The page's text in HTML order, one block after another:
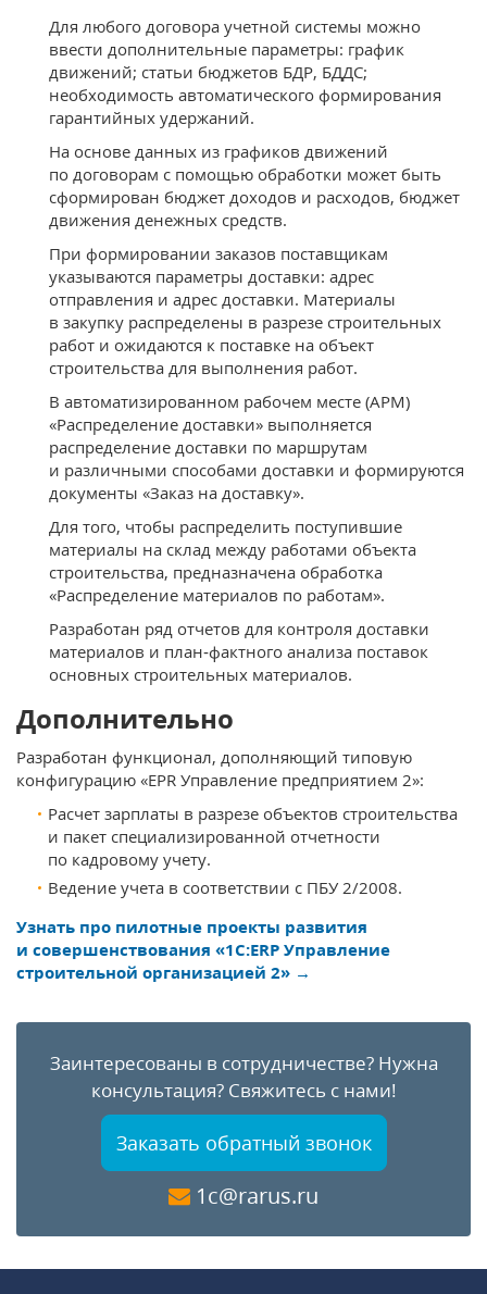
Для любого договора учетной системы можно
ввести дополнительные параметры: график
движений; статьи бюджетов БДР, БДДС;
необходимость автоматического формирования
гарантийных удержаний.
На основе данных из графиков движений
по договорам с помощью обработки может быть
сформирован бюджет доходов и расходов, бюджет
движения денежных средств.
При формировании заказов поставщикам
указываются параметры доставки: адрес
отправления и адрес доставки. Материалы
в закупку распределены в разрезе строительных
работ и ожидаются к поставке на объект
строительства для выполнения работ.
В автоматизированном рабочем месте (АРМ)
«Распределение доставки» выполняется
распределение доставки по маршрутам
и различными способами доставки и формируются
документы «Заказ на доставку».
Для того, чтобы распределить поступившие
материалы на склад между работами объекта
строительства, предназначена обработка
«Распределение материалов по работам».
Разработан ряд отчетов для контроля доставки
материалов и план‑фактного анализа поставок
основных строительных материалов.
Дополнительно
Разработан функционал, дополняющий типовую
конфигурацию «EPR Управление предприятием 2»:
Расчет зарплаты в разрезе объектов строительства
и пакет специализированной отчетности
по кадровому учету.
Ведение учета в соответствии с ПБУ 2/2008.
Узнать про пилотные проекты развития
и совершенствования «1С:ERP Управление
строительной организацией 2» →
Заинтересованы в сотрудничестве?Нужна
консультация? Свяжитесь с нами!
Заказать обратный звонок
1c@rarus.ru